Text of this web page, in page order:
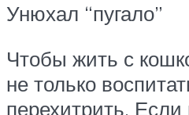
Унюхал “пугало”
Чтобы жить с
не только
перехитрить.